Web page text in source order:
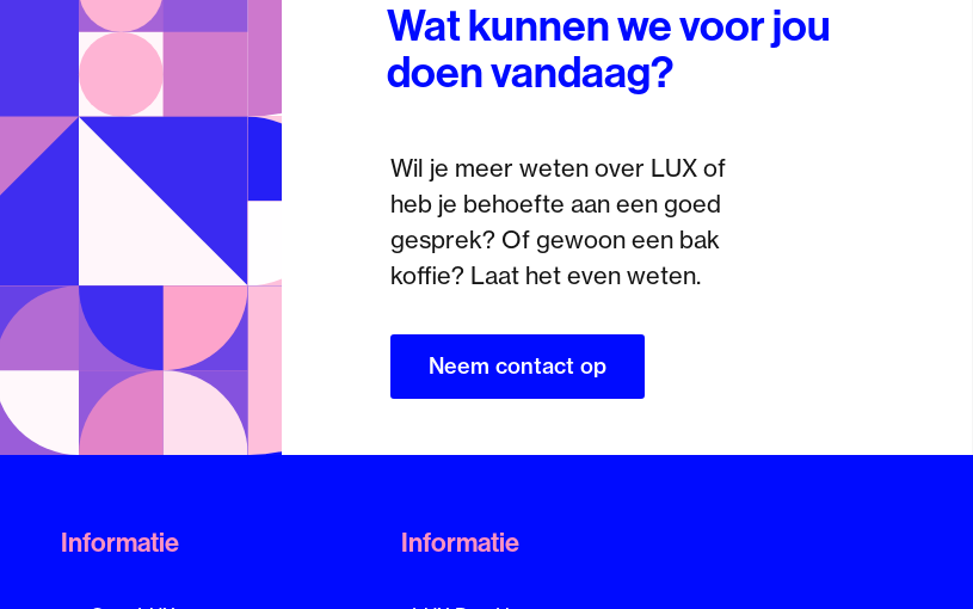
Wat kunnen we voor jou
doen vandaag?
Wil je meer weten over LUX of
heb je behoefte aan een goed
gesprek? Of gewoon een bak
koffie? Laat het even weten.
Neem contact op
Informatie Informatie